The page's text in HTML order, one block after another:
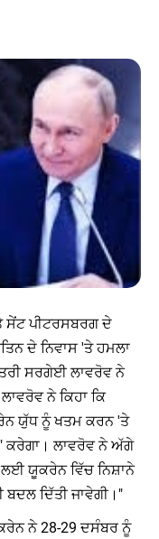
ਸੇਂਟ ਪੀਟਰਸਬਰਗ ਦੇ
ਦੇ ਨਿਵਾਸ 'ਤੇ ਹਮਲਾ
ਸਰਗੇਈ ਲਾਵਰੋਵ ਨੇ
ਨੇ ਕਿਹਾ ਕਿ
ਯੁੱਧ ਨੂੰ ਖਤਮ ਕਰਨ 'ਤੇ
ਕਰੇਗਾ। ਲਾਵਰੋਵ ਨੇ ਅੱਗੇ
ਯੂਕਰੇਨ ਵਿੱਚ ਨਿਸ਼ਾਨੇ
ਦਿੱਤੀ ਜਾਵੇਗੀ।"
ਨੇ 28-29 ਦਸੰਬਰ ਨੂੰ